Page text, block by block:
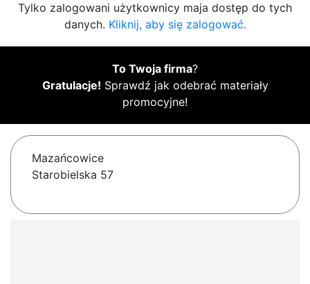
Tylko zalogowani użytkownicy maja dostęp do tych
danych. Kliknij, aby się zalogować.
To Twoja firma?
Gratulacje! Sprawdź jak odebrać materiały
promocyjne!
Mazańcowice
Starobielska 57